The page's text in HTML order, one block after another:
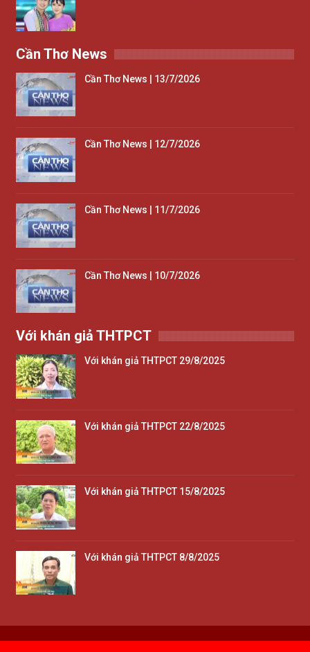
Cần Thơ News
Cần Thơ News | 13/7/2026
Cần Thơ News | 12/7/2026
Cần Thơ News | 11/7/2026
Cần Thơ News | 10/7/2026
Với khán giả THTPCT
Với khán giả THTPCT 29/8/2025
Với khán giả THTPCT 22/8/2025
Với khán giả THTPCT 15/8/2025
Với khán giả THTPCT 8/8/2025